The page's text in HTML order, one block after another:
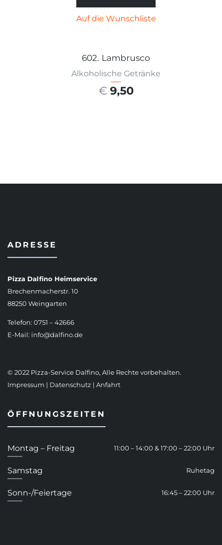
Auf die Wunschliste
602. Lambrusco
Alkoholische Getränke
€ 9,50
ADRESSE
Pizza Dalfino Heimservice
Brechenmacherstr. 10
88250 Weingarten
Telefon: 0751 – 42666
E-Mail: info@dalfino.de
© 2022 Pizza-Service Dalfino, Alle Rechte vorbehalten.
Impressum | Datenschutz | Anfahrt
ÖFFNUNGSZEITEN
Montag – Freitag 11:00 – 14:00 & 17:00 – 22:00 Uhr
Samstag Ruhetag
Sonn-/Feiertage 16:45 – 22:00 Uhr